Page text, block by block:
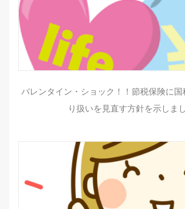
バレンタイン・ショック！！節税保険に国
り扱いを見直す方針を示しまし